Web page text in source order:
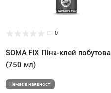
0
SOMA FIX Піна-клей побутова
(750 мл)
Немає в наявності